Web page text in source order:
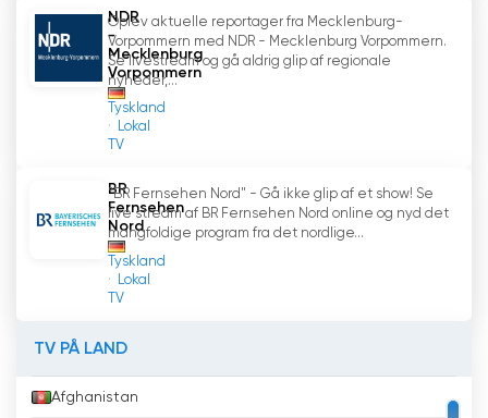
NDR
-
Mecklenburg
Vorpommern
Tyskland
Lokal
TV
Oplev aktuelle reportager fra Mecklenburg-
Vorpommern med NDR - Mecklenburg Vorpommern.
Se livestream og gå aldrig glip af regionale
nyheder,...
BR
Fernsehen
Nord
Tyskland
Lokal
TV
"BR Fernsehen Nord" - Gå ikke glip af et show! Se
live stream af BR Fernsehen Nord online og nyd det
mangfoldige program fra det nordlige...
TV PÅ LAND
Afghanistan